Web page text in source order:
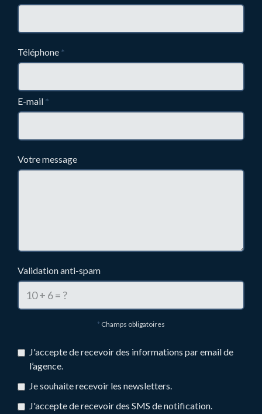
Téléphone *
E-mail *
Votre message
Validation anti-spam
* Champs obligatoires
J'accepte de recevoir des informations par email de
l’agence.
Je souhaite recevoir les newsletters.
J'accepte de recevoir des SMS de notification.